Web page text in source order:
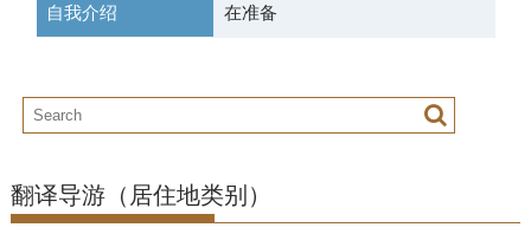
自我介绍 在准备
翻译导游（居住地类别）